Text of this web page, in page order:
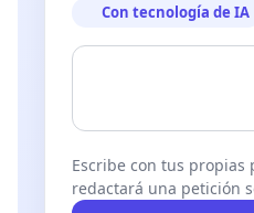
Con tecnología de IA
Escribe con tus propias
redactará una petición